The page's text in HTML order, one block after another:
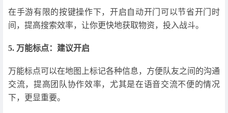
在手游有限的按键操作下，开启自动开门可以节省开门时
间，提高搜索效率，让你更快地获取物资，投入战斗。
5. 万能标点：建议开启
万能标点可以在地图上标记各种信息，方便队友之间的沟通
交流，提高团队协作效率，尤其是在语音交流不便的情况
下，更显重要。